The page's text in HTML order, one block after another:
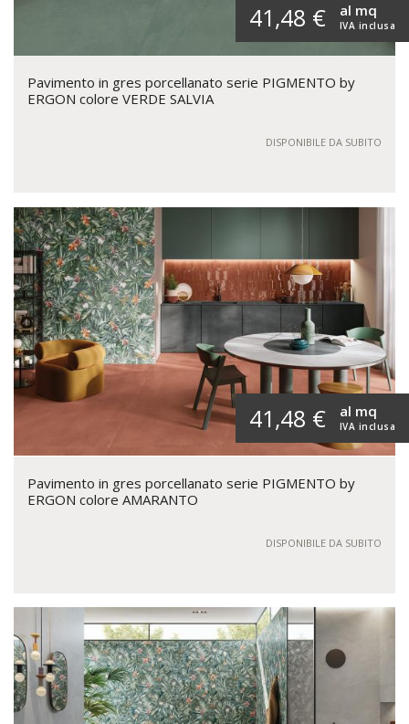
41,48 € IVA inclusa
al mq
Pavimento in gres porcellanato serie PIGMENTO by
ERGON colore VERDE SALVIA
DISPONIBILE DA SUBITO
41,48 € IVA inclusa
al mq
Pavimento in gres porcellanato serie PIGMENTO by
ERGON colore AMARANTO
DISPONIBILE DA SUBITO